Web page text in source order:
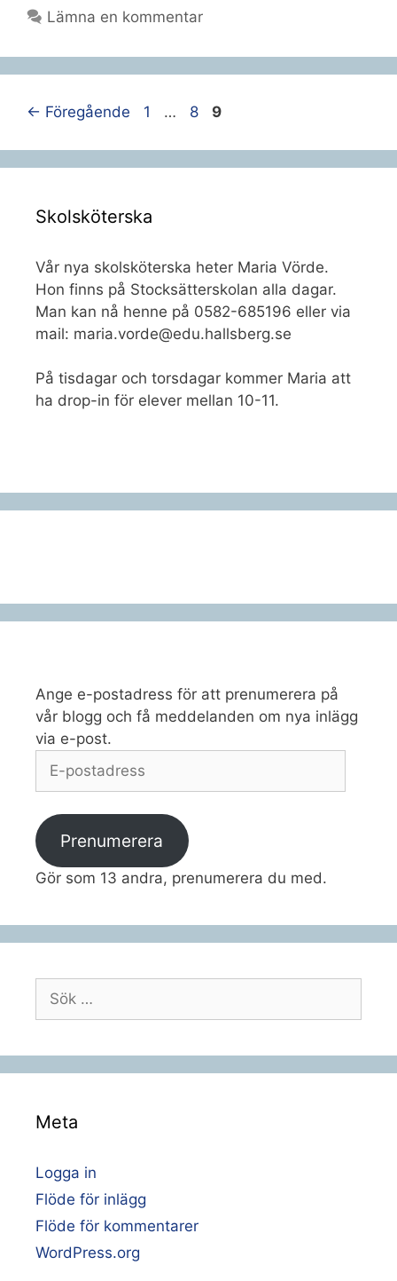
Lämna en kommentar
← Föregående Sida
1 … Sida
8 Sida
9
Skolsköterska
Vår nya skolsköterska heter Maria Vörde.
Hon finns på Stocksätterskolan alla dagar.
Man kan nå henne på 0582-685196 eller via
mail: maria.vorde@edu.hallsberg.se
På tisdagar och torsdagar kommer Maria att
ha drop-in för elever mellan 10-11.
Ange e-postadress för att prenumerera på
vår blogg och få meddelanden om nya inlägg
via e-post.
postadress
Prenumerera
Gör som 13 andra, prenumerera du med.
efter:
Meta
Logga in
Flöde för inlägg
Flöde för kommentarer
WordPress.org